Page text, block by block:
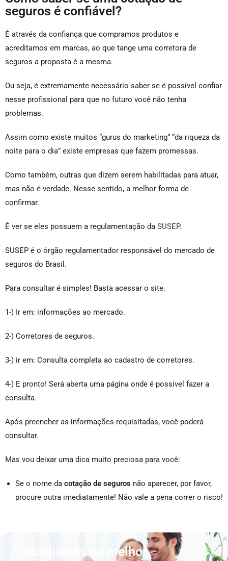
seguros é confiável?
É através da confiança que compramos produtos e
acreditamos em marcas, ao que tange uma corretora de
seguros a proposta é a mesma.
Ou seja, é extremamente necessário saber se é possível confiar
nesse profissional para que no futuro você não tenha
problemas.
Assim como existe muitos “gurus do marketing” “da riqueza da
noite para o dia” existe empresas que fazem promessas.
Como também, outras que dizem serem habilitadas para atuar,
mas não é verdade. Nesse sentido, a melhor forma de
confirmar.
É ver se eles possuem a regulamentação da SUSEP.
SUSEP é o órgão regulamentador responsável do mercado de
seguros do Brasil.
Para consultar é simples! Basta acessar o site.
1-) Ir em: informações ao mercado.
2-) Corretores de seguros.
3-) ir em: Consulta completa ao cadastro de corretores.
4-) E pronto! Será aberta uma página onde é possível fazer a
consulta.
Após preencher as informações requisitadas, você poderá
consultar.
Mas vou deixar uma dica muito preciosa para você:
Se o nome da cotação de seguros não aparecer, por favor,
procure outra imediatamente! Não vale a pena correr o risco!
O auxiliamos na melhor